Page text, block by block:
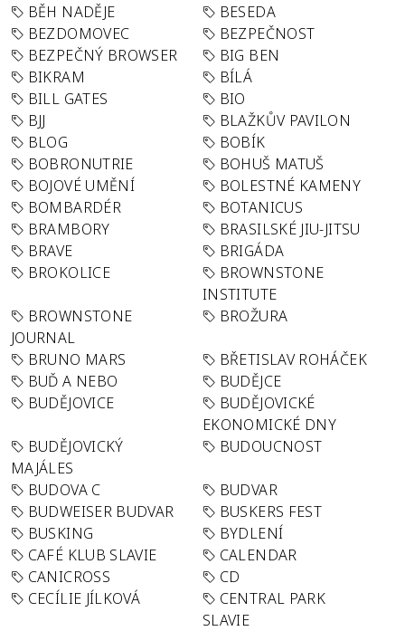
BĚH NADĚJE
BESEDA
BEZDOMOVEC
BEZPEČNOST
BEZPEČNÝ BROWSER
BIG BEN
BIKRAM
BÍLÁ
BILL GATES
BIO
BJJ
BLAŽKŮV PAVILON
BLOG
BOBÍK
BOBRONUTRIE
BOHUŠ MATUŠ
BOJOVÉ UMĚNÍ
BOLESTNÉ KAMENY
BOMBARDÉR
BOTANICUS
BRAMBORY
BRASILSKÉ JIU-JITSU
BRAVE
BRIGÁDA
BROKOLICE
BROWNSTONE
INSTITUTE
BROWNSTONE
JOURNAL
BROŽURA
BRUNO MARS
BŘETISLAV ROHÁČEK
BUĎ A NEBO
BUDĚJCE
BUDĚJOVICE
BUDĚJOVICKÉ
EKONOMICKÉ DNY
BUDĚJOVICKÝ
MAJÁLES
BUDOUCNOST
BUDOVA C
BUDVAR
BUDWEISER BUDVAR
BUSKERS FEST
BUSKING
BYDLENÍ
CAFÉ KLUB SLAVIE
CALENDAR
CANICROSS
CD
CECÍLIE JÍLKOVÁ
CENTRAL PARK
SLAVIE